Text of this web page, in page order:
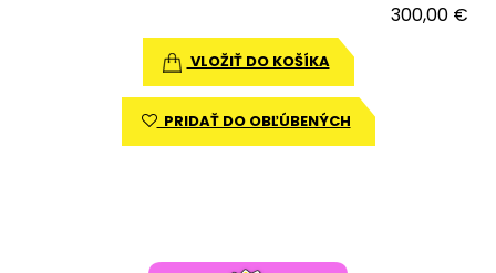
300,00 €
VLOŽIŤ DO KOŠÍKA
PRIDAŤ DO OBĽÚBENÝCH